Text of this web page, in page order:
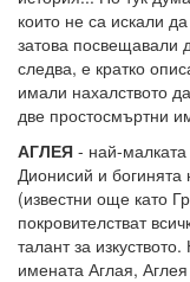
които не са искали
затова посвещавали
следва, е кратко
имали нахалството
две простосмъртни
АГЛЕЯ - най-
Дионисий и
(известни още като
покровителстват
талант за
имената Аглая,